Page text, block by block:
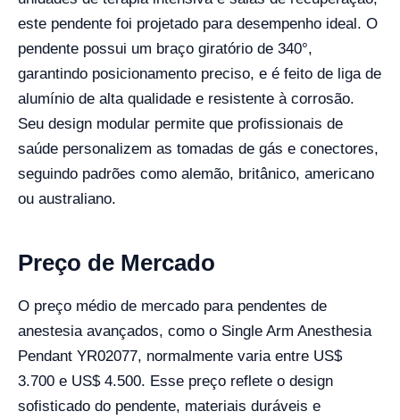
este pendente foi projetado para desempenho ideal. O
pendente possui um braço giratório de 340°,
garantindo posicionamento preciso, e é feito de liga de
alumínio de alta qualidade e resistente à corrosão.
Seu design modular permite que profissionais de
saúde personalizem as tomadas de gás e conectores,
seguindo padrões como alemão, britânico, americano
ou australiano.
Preço de Mercado
O preço médio de mercado para pendentes de
anestesia avançados, como o Single Arm Anesthesia
Pendant YR02077, normalmente varia entre US$
3.700 e US$ 4.500. Esse preço reflete o design
sofisticado do pendente, materiais duráveis e